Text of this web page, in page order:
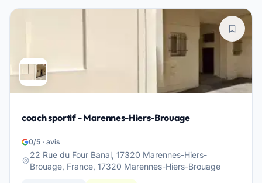
coach sportif - Marennes-Hiers-Brouage
0/5 · avis
22 Rue du Four Banal, 17320 Marennes-Hiers-
Brouage, France, 17320 Marennes-Hiers-Brouage